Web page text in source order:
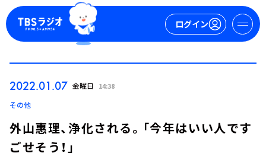
ログイン
2022.01.07 金曜日 14:38
その他
外山惠理、浄化される。「今年はいい人です
ごせそう！」